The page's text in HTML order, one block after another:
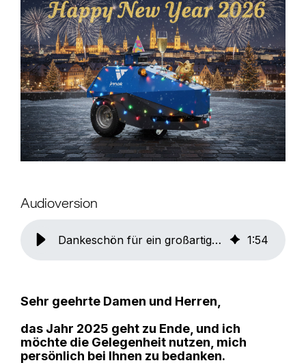
Audioversion
Dankeschön für ein großartiges Jahr 2025! 1:54
Sehr geehrte Damen und Herren,
das Jahr 2025 geht zu Ende, und ich
möchte die Gelegenheit nutzen, mich
persönlich bei Ihnen zu bedanken.